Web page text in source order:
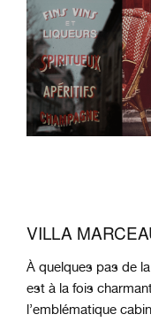
VILLA
À quelques pas de
est à la fois
l’emblématique